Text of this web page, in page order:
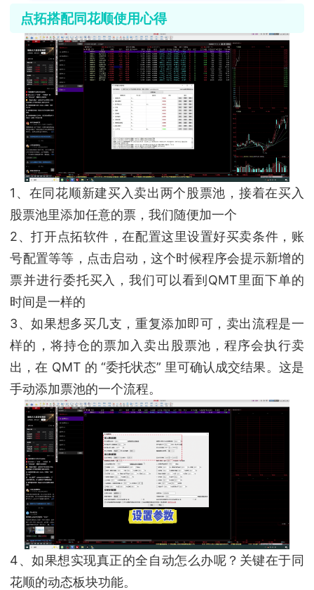
点拓搭配同花顺使用心得
1、在同花顺新建买入卖出两个股票池，接着在买入
股票池里添加任意的票，我们随便加一个
2、打开点拓软件，在配置这里设置好买卖条件，账
号配置等等，点击启动，这个时候程序会提示新增的
票并进行委托买入，我们可以看到QMT里面下单的
时间是一样的
3、如果想多买几支，重复添加即可，卖出流程是一
样的，将持仓的票加入卖出股票池，程序会执行卖
出，在 QMT 的 “委托状态” 里可确认成交结果。这是
手动添加票池的一个流程。
4、如果想实现真正的全自动怎么办呢？关键在于同
花顺的动态板块功能。